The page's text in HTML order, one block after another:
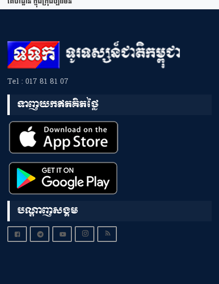
Tel : 017 81 81 07
ទាញយកឥតគិតថ្លៃ
បណ្តាញសង្គម